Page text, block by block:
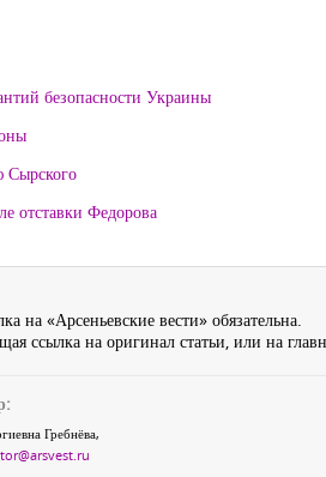
безопасности Украины
Сырского
отставки Федорова
на «Арсеньевские вести» обязательна.
ссылка на оригинал статьи, или на
Гребнёва,